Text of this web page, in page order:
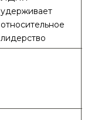
удерживает
относительное
лидерство